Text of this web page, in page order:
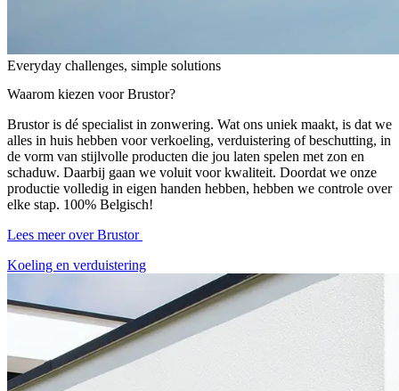
Everyday challenges, simple solutions
Waarom kiezen voor Brustor?
Brustor is dé specialist in zonwering. Wat ons uniek maakt, is dat we
alles in huis hebben voor verkoeling, verduistering of beschutting, in
de vorm van stijlvolle producten die jou laten spelen met zon en
schaduw. Daarbij gaan we voluit voor kwaliteit. Doordat we onze
productie volledig in eigen handen hebben, hebben we controle over
elke stap. 100% Belgisch!
Lees meer over Brustor
Koeling en verduistering